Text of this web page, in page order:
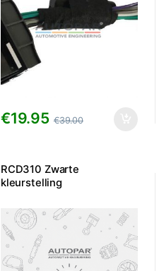
€19.95 €39.00
RCD310 Zwarte
kleurstelling